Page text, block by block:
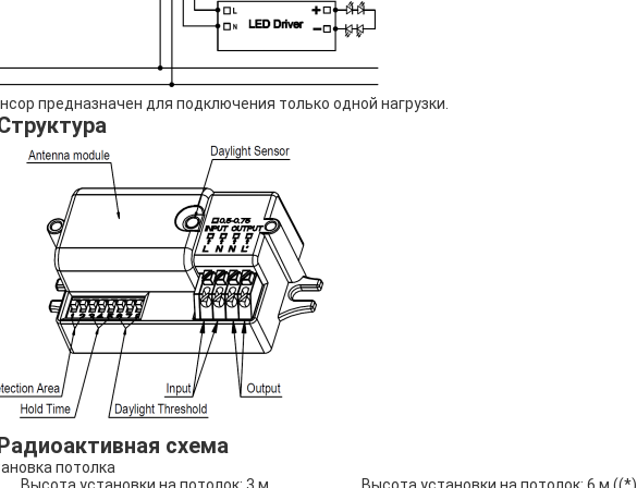
предназначен для подключения только одной нагрузки.
схема
потолка